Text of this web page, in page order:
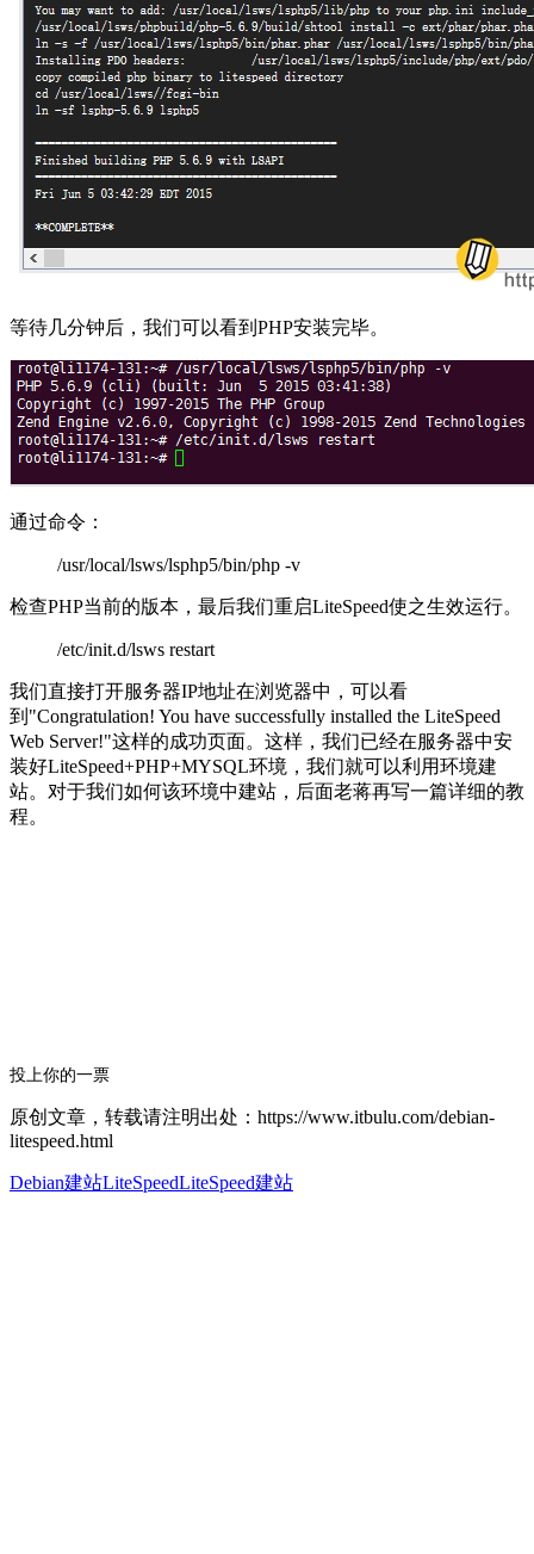
等待几分钟后，我们可以看到PHP安装完毕。
通过命令：
/usr/local/lsws/lsphp5/bin/php -v
检查PHP当前的版本，最后我们重启LiteSpeed使之生效运行。
/etc/init.d/lsws restart
我们直接打开服务器IP地址在浏览器中，可以看
到"Congratulation! You have successfully installed the LiteSpeed
Web Server!"这样的成功页面。这样，我们已经在服务器中安
装好LiteSpeed+PHP+MYSQL环境，我们就可以利用环境建
站。对于我们如何该环境中建站，后面老蒋再写一篇详细的教
程。
投上你的一票
原创文章，转载请注明出处：https://www.itbulu.com/debian-
litespeed.html
Debian建站LiteSpeedLiteSpeed建站